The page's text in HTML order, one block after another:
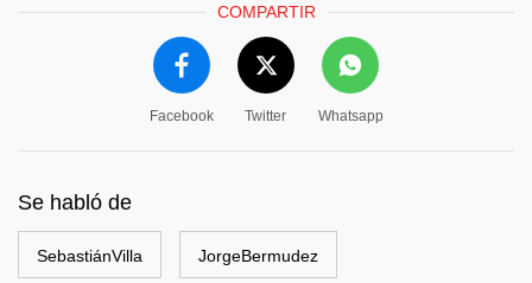
COMPARTIR
Facebook Twitter Whatsapp
Se habló de
SebastiánVilla JorgeBermudez